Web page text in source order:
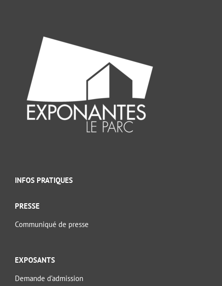
INFOS PRATIQUES
PRESSE
Communiqué de presse
EXPOSANTS
Demande d’admission